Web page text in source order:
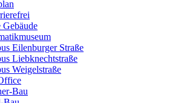
Gebäude
Eilenburger Straße
Liebknechtstraße
Weigelstraße
Bau